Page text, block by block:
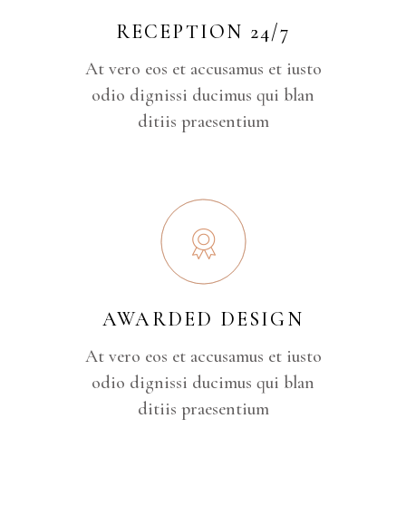
RECEPTION 24/7
At vero eos et accusamus et iusto
odio dignissi ducimus qui blan
ditiis praesentium
AWARDED DESIGN
At vero eos et accusamus et iusto
odio dignissi ducimus qui blan
ditiis praesentium